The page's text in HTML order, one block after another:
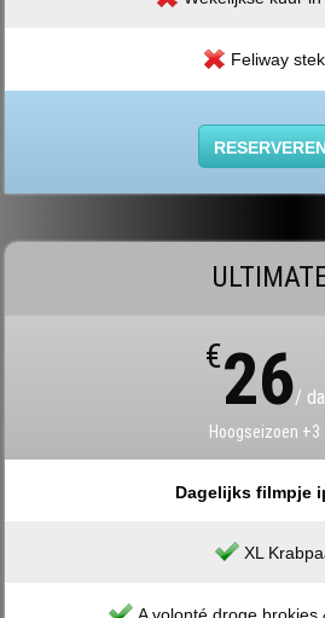
Feliway
€26/
Hoogseizoen +3
Dagelijks filmpje
XL
A volonté droge brokjes